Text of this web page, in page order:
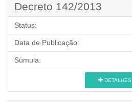
Decreto 142/2013
Status:
Data de Publicação:
Súmula:
DETALHES